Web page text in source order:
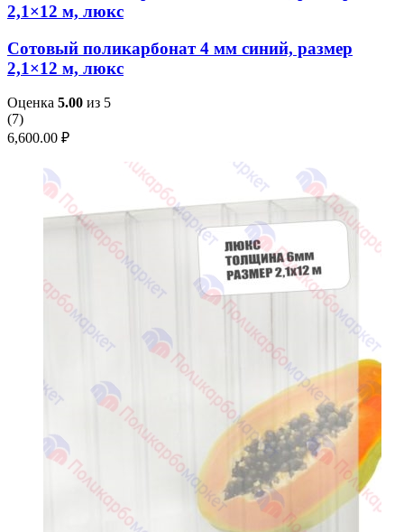
2,1×12 м, люкс
Сотовый поликарбонат 4 мм синий, размер
2,1×12 м, люкс
Оценка 5.00 из 5
(7)
6,600.00 ₽